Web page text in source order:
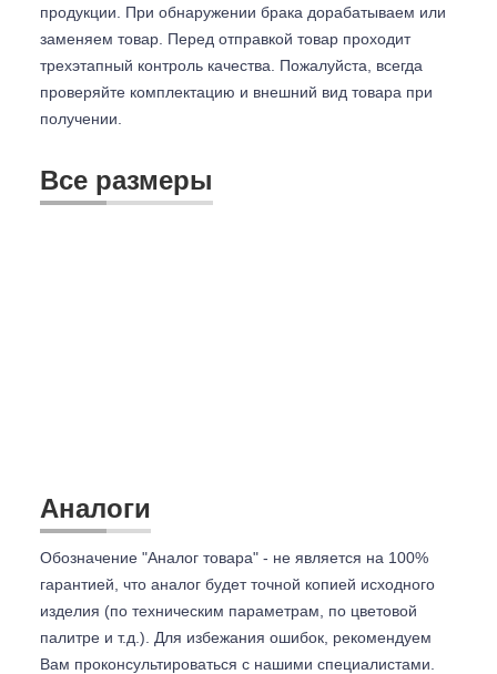
продукции. При обнаружении брака дорабатываем или
заменяем товар. Перед отправкой товар проходит
трехэтапный контроль качества. Пожалуйста, всегда
проверяйте комплектацию и внешний вид товара при
получении.
Все размеры
Аналоги
Обозначение "Аналог товара" - не является на 100%
гарантией, что аналог будет точной копией исходного
изделия (по техническим параметрам, по цветовой
палитре и т.д.). Для избежания ошибок, рекомендуем
Вам проконсультироваться с нашими специалистами.